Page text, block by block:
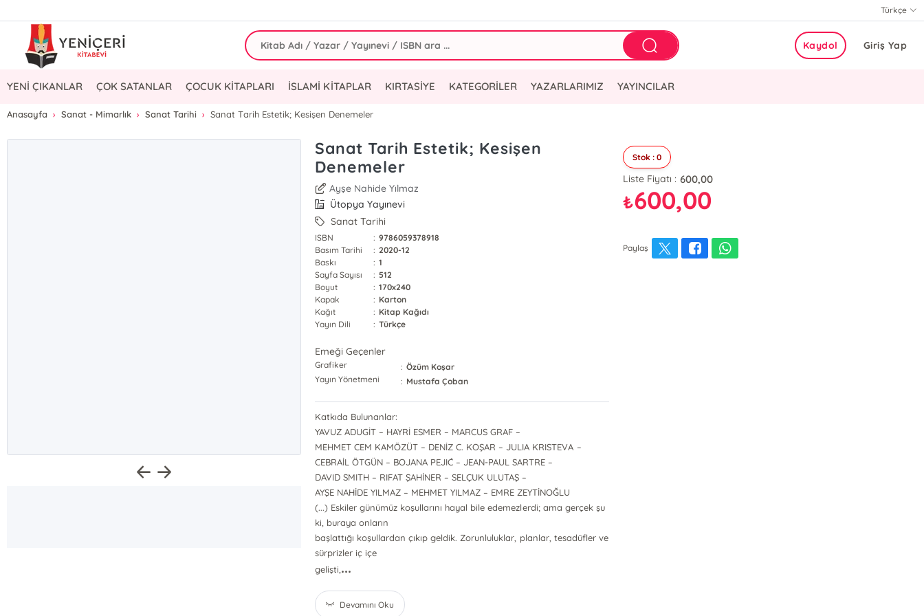
Türkçe
Giriş Yap
Kaydol
YENİ ÇIKANLAR ÇOK SATANLAR ÇOCUK KİTAPLARI İSLAMİ KİTAPLAR KIRTASİYE KATEGORİLER YAZARLARIMIZ YAYINCILAR
Anasayfa Sanat - Mimarlık Sanat Tarihi Sanat Tarih Estetik; Kesişen Denemeler
Sanat Tarih Estetik; Kesişen
Denemeler
Ayşe Nahide Yılmaz
Ütopya Yayınevi
Sanat Tarihi
ISBN : 9786059378918
Basım Tarihi
: 2020-12
Baskı
: 1
Sayfa Sayısı
: 512
Boyut
: 170x240
Kapak
: Karton
Kağıt
: Kitap Kağıdı
Yayın Dili
: Türkçe
Emeği Geçenler
Grafiker : Özüm Koşar
Yayın Yönetmeni
: Mustafa Çoban
Katkıda Bulunanlar:
YAVUZ ADUGİT – HAYRİ ESMER – MARCUS GRAF –
MEHMET CEM KAMÖZÜT – DENİZ C. KOŞAR – JULIA KRISTEVA –
CEBRAİL ÖTGÜN – BOJANA PEJIĆ – JEAN-PAUL SARTRE –
DAVID SMITH – RIFAT ŞAHİNER – SELÇUK ULUTAŞ –
AYŞE NAHİDE YILMAZ – MEHMET YILMAZ – EMRE ZEYTİNOĞLU
(...) Eskiler günümüz koşullarını hayal bile edemezlerdi; ama gerçek şu
ki, buraya onların
başlattığı koşullardan çıkıp geldik. Zorunluluklar, planlar, tesadüfler ve
sürprizler iç içe
gelişti,...
Devamını Oku
Stok : 0
Liste Fiyatı : 600,00
₺600,00
Paylaş